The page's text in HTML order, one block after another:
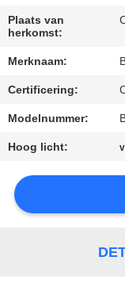
MET
ONS
VRAAG
EEN
OFFERTE
Plaats van
herkomst:
Merknaam:
Certificering:
Modelnummer:
Hoog licht: